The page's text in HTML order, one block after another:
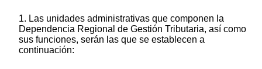
1. Las unidades administrativas que componen la
Dependencia Regional de Gestión Tributaria, así como
sus funciones, serán las que se establecen a
continuación: